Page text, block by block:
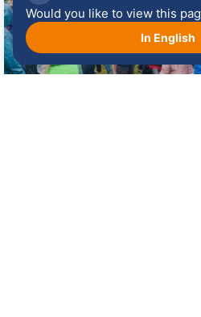
Would you like to view this
In English